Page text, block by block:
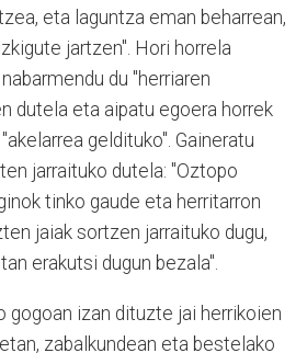
eta laguntza eman beharrean,
jartzen". Hori horrela
du "herriaren
dutela eta aipatu egoera horrek
geldituko". Gaineratu
jarraituko dutela: "Oztopo
tinko gaude eta herritarron
jaiak sortzen jarraituko dugu,
erakutsi dugun bezala".
gogoan izan dituzte jai herrikoien
zabalkundean eta bestelako